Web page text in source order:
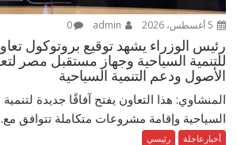
0
رئيس الوزراء يشهد توقيع بروتوكول
للتنمية السياحية وجهاز مستقبل مصر
الأصول ودعم التنمية السياحية
المنشاوي: هذا التعاون يفتح آفاقًا جديدة
السياحية وإقامة مشروعات متكاملة تتوافق
أخبارعاجلة رئيسي